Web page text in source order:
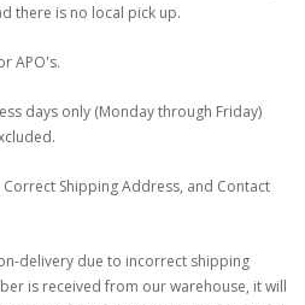
there is no local pick up.
APO's.
days only (Monday through Friday)
Shipping Address, and Contact
delivery due to incorrect shipping
is received from our warehouse, it will